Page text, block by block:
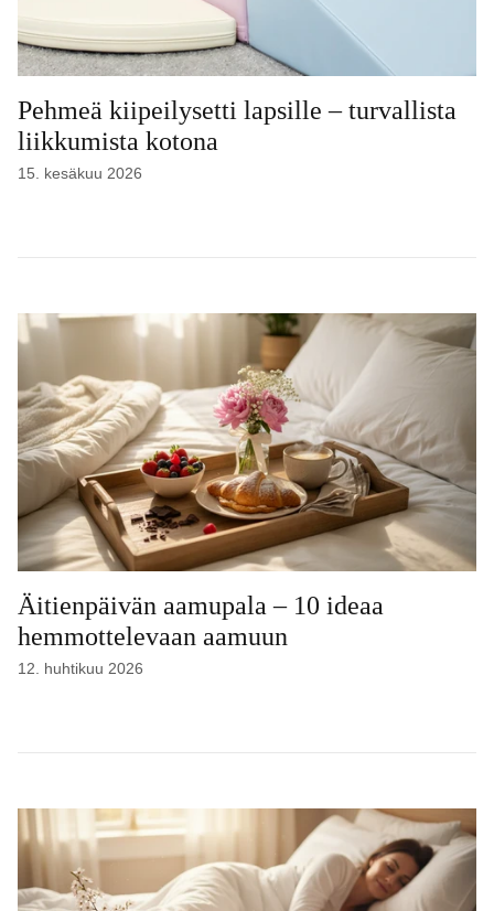
Pehmeä kiipeilysetti lapsille – turvallista
liikkumista kotona
15. kesäkuu 2026
Äitienpäivän aamupala – 10 ideaa
hemmottelevaan aamuun
12. huhtikuu 2026